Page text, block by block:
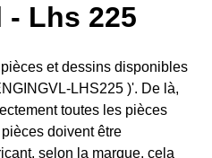
- Lhs 225
et dessins disponibles
LHS225 )'. De là,
toutes les pièces
doivent être
selon la marque, cela